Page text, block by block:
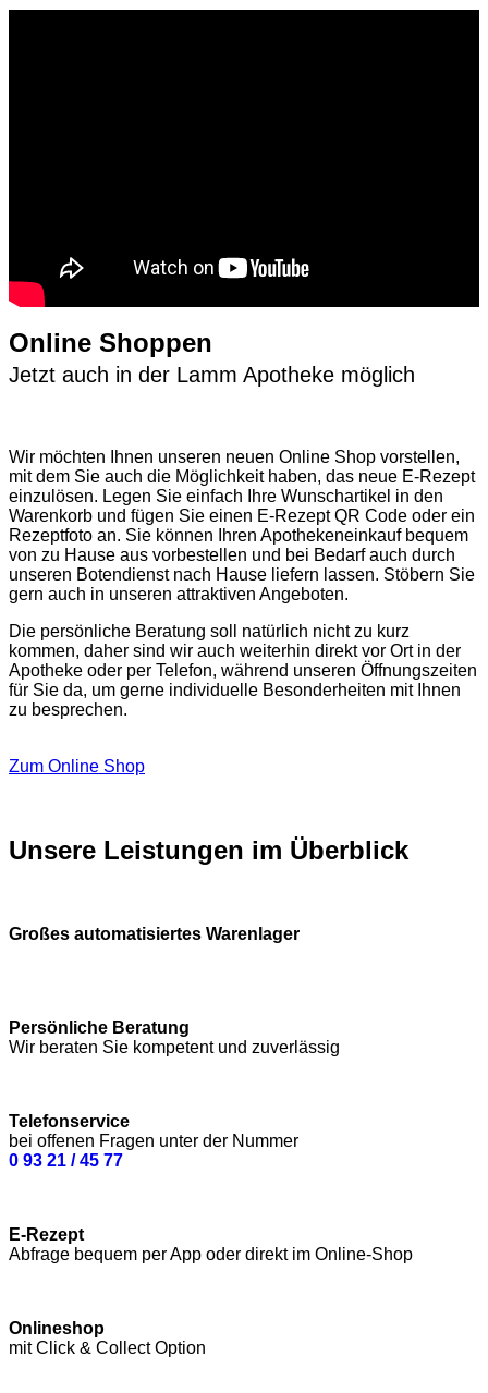
Online Shoppen
Jetzt auch in der Lamm Apotheke möglich
Wir möchten Ihnen unseren neuen Online Shop vorstellen,
mit dem Sie auch die Möglichkeit haben, das neue E-Rezept
einzulösen. Legen Sie einfach Ihre Wunschartikel in den
Warenkorb und fügen Sie einen E-Rezept QR Code oder ein
Rezeptfoto an. Sie können Ihren Apothekeneinkauf bequem
von zu Hause aus vorbestellen und bei Bedarf auch durch
unseren Botendienst nach Hause liefern lassen. Stöbern Sie
gern auch in unseren attraktiven Angeboten.
Die persönliche Beratung soll natürlich nicht zu kurz
kommen, daher sind wir auch weiterhin direkt vor Ort in der
Apotheke oder per Telefon, während unseren Öffnungszeiten
für Sie da, um gerne individuelle Besonderheiten mit Ihnen
zu besprechen.
Zum Online Shop
Unsere Leistungen im Überblick
Großes automatisiertes Warenlager
Persönliche Beratung
Wir beraten Sie kompetent und zuverlässig
Telefonservice
bei offenen Fragen unter der Nummer
0 93 21 / 45 77
E-Rezept
Abfrage bequem per App oder direkt im Online-Shop
Onlineshop
mit Click & Collect Option